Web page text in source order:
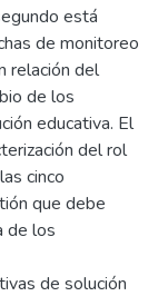
está
de monitoreo
relación del
de los
educativa. El
del rol
cinco
que debe
de los
de solución